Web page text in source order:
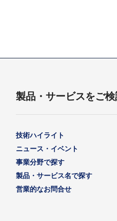
製品・サービスをご
技術ハイライト
ニュース・イベント
事業分野で探す
製品・サービス名で探す
営業的なお問合せ